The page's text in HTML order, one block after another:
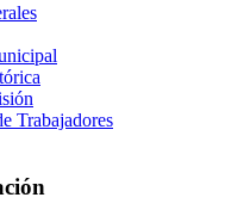
Trabajadores